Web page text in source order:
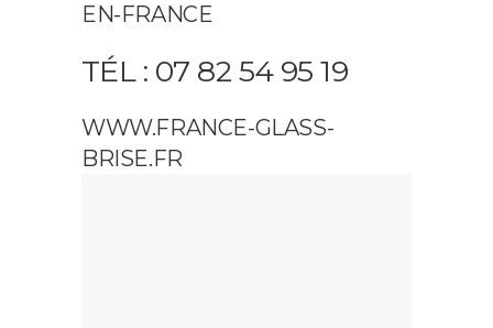
EN-FRANCE
TÉL : 07 82 54 95 19
WWW.FRANCE-GLASS-
BRISE.FR